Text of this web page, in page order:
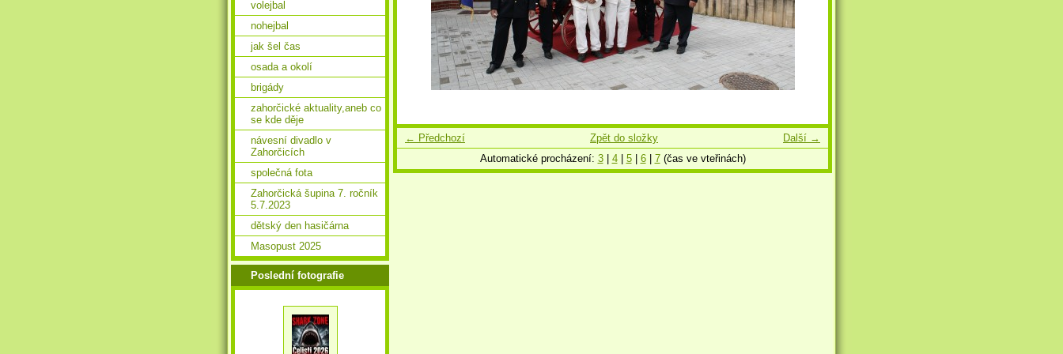
← Předchozí Další →
Zpět do složky
Automatické procházení: 3| 4| 5| 6| 7(čas ve vteřinách)
volejbal
nohejbal
jak šel čas
osada a okolí
brigády
zahorčické aktuality,aneb co
se kde děje
návesní divadlo v
Zahorčicích
společná fota
Zahorčická šupina 7. ročník
5.7.2023
dětský den hasičárna
Masopust 2025
Poslední fotografie